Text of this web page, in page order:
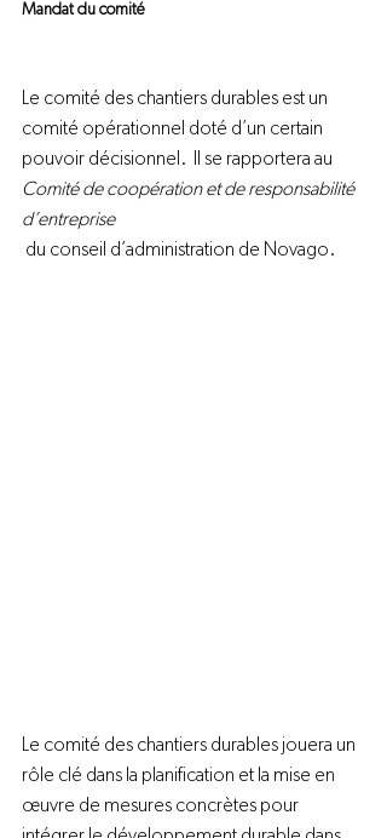
Mandat du comité
Le comité des chantiers durables est un
comité opérationnel doté d’un certain
pouvoir décisionnel.  Il se rapportera au
Comité de coopération et de responsabilité
d’entreprise
Le comité des chantiers durables jouera un
rôle clé dans la planification et la mise en
œuvre de mesures concrètes pour